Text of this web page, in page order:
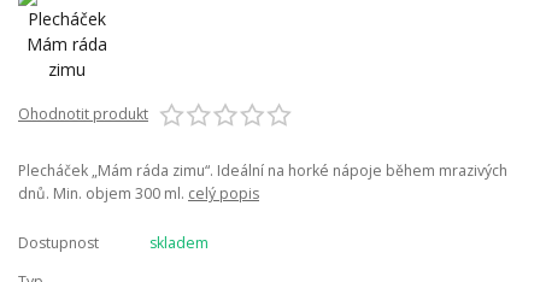
Ohodnotit produkt
Plecháček „Mám ráda zimu“. Ideální na horké nápoje během mrazivých
dnů. Min. objem 300 ml. celý popis
Dostupnost
skladem